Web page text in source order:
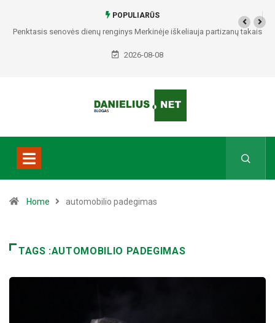
POPULIARŪS
Penktasis senovės dienų renginys Merkinėje iškeliauja partizanų takais
2026-08-08
Home automobilio padegimas
TAGS :AUTOMOBILIO PADEGIMAS